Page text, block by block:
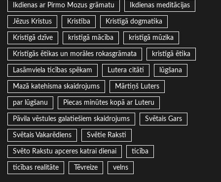
Ikdienas ar Pirmo Mozus grāmatu Ikdienas meditācijas
Jēzus Kristus Kristība Kristīgā dogmatika
Kristīgā dzīve kristīgā mācība kristīgā mūzika
Kristīgās ētikas un morāles rokasgrāmata kristīgā ētika
Lasāmviela ticības spēkam Lutera citāti lūgšana
Mazā katehisma skaidrojums Mārtiņš Luters
par lūgšanu Piecas minūtes kopā ar Luteru
Pāvila vēstules galatiešiem skaidrojums Svētais Gars
Svētais Vakarēdiens Svētie Raksti
Svēto Rakstu apceres katrai dienai ticība
ticības realitāte Tēvreize velns